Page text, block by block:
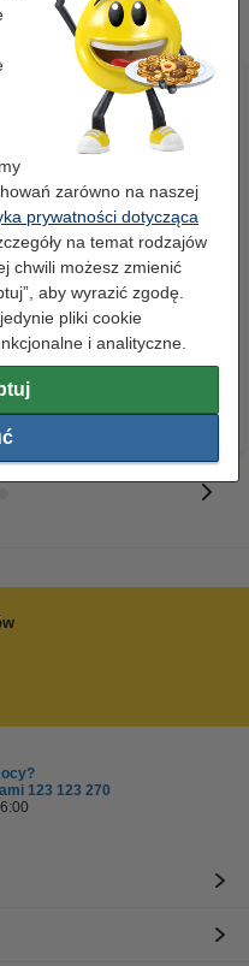
zarówno na naszej
prywatności dotycząca
na temat rodzajów
chwili możesz zmienić
aby wyrazić zgodę.
pliki cookie
i analityczne.
Oki 09002303 taśma barwiąca
czarna, wersja 123drukuj
9,50 zł z VAT
123 123 270